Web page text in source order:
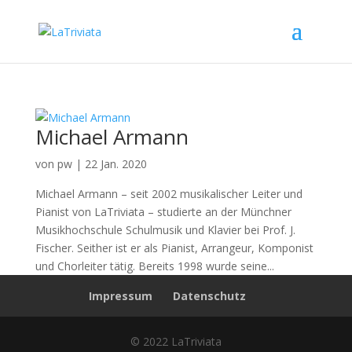
Michael Armann
von pw| 22 Jan. 2020
Michael Armann – seit 2002 musikalischer Leiter und
Pianist von LaTriviata – studierte an der Münchner
Musikhochschule Schulmusik und Klavier bei Prof. J.
Fischer. Seither ist er als Pianist, Arrangeur, Komponist
und Chorleiter tätig. Bereits 1998 wurde seine...
Impressum
Datenschutz
© 2022 LaTriviata